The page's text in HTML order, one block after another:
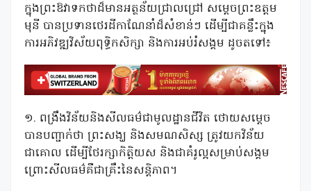
ក្នុងព្រះឱវាទកថាដ៏មានអត្ថន័យជ្រាលជ្រៅ សម្តេចព្រះឧត្តម
មុនី បានប្រទានថេរដីកាណែនាំដ៏សំខាន់ៗ ដើម្បីជាគន្លឹះក្នុង
ការអភិវឌ្ឍវិស័យពុទ្ធិកសិក្សា និងការអប់រំសង្គម ដូចតទៅ៖
១. ពង្រឹងវិន័យនិងសីលធម៌ជាមូលដ្ឋានជីវិត ថោយសម្តេច
បានបញ្ជាក់ថា ព្រះសង្ឃ និងសមណសិស្ស ត្រូវយកវិន័យ
ជាគោល ដើម្បីថែរក្សាកិត្តិយស និងជាគំរូល្អសម្រាប់សង្គម
ព្រោះសីលធម៌គឺជាគ្រឹះនៃសន្តិភាព។